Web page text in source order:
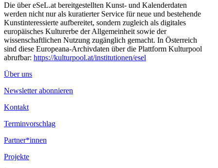
Die über eSeL.at bereitgestellten Kunst- und Kalenderdaten
werden nicht nur als kuratierter Service für neue und bestehende
Kunstinteressierte aufbereitet, sondern zugleich als digitales
europäisches Kulturerbe der Allgemeinheit sowie der
wissenschaftlichen Nutzung zugänglich gemacht. In Österreich
sind diese Europeana-Archivdaten über die Plattform Kulturpool
abrufbar: https://kulturpool.at/institutionen/esel
Über uns
Newsletter abonnieren
Kontakt
Terminvorschlag
Partner*innen
Projekte